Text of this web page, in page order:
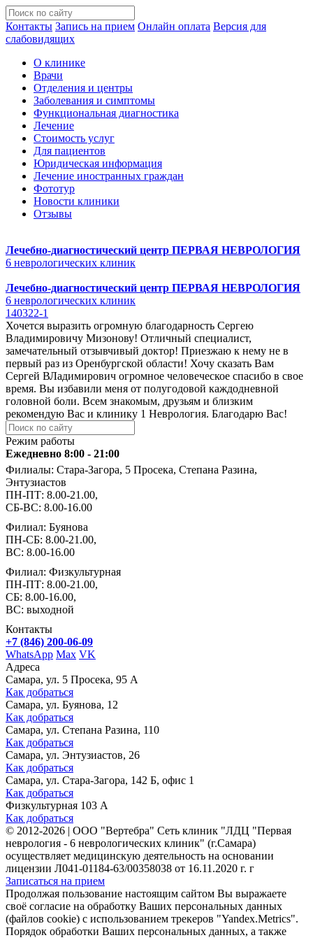
Контакты Запись на прием Онлайн оплата Версия для
слабовидящих
О клинике
Врачи
Отделения и центры
Заболевания и симптомы
Функциональная диагностика
Лечение
Стоимость услуг
Для пациентов
Юридическая информация
Лечение иностранных граждан
Фототур
Новости клиники
Отзывы
Лечебно-диагностический центр ПЕРВАЯ НЕВРОЛОГИЯ
6 неврологических клиник
Лечебно-диагностический центр ПЕРВАЯ НЕВРОЛОГИЯ
6 неврологических клиник
140322-1
Хочется выразить огромную благодарность Сергею
Владимировичу Мизонову! Отличный специалист,
замечательный отзывчивый доктор! Приезжаю к нему не в
первый раз из Оренбургской области! Хочу сказать Вам
Сергей ВЛадимирович огромное человеческое спасибо в свое
время. Вы избавили меня от полугодовой каждодневной
головной боли. Всем знакомым, друзьям и близким
рекомендую Вас и клинику 1 Неврология. Благодарю Вас!
Режим работы
Ежедневно 8:00 - 21:00
Филиалы: Стара-Загора, 5 Просека, Степана Разина,
Энтузиастов
ПН-ПТ: 8.00-21.00,
СБ-ВС: 8.00-16.00
Филиал: Буянова
ПН-СБ: 8.00-21.00,
ВС: 8.00-16.00
Филиал: Физкультурная
ПН-ПТ: 8.00-21.00,
СБ: 8.00-16.00,
ВС: выходной
Контакты
+7 (846) 200-06-09
WhatsApp Max VK
Адреса
Самара, ул. 5 Просека, 95 А
Как добраться
Самара, ул. Буянова, 12
Как добраться
Самара, ул. Степана Разина, 110
Как добраться
Самара, ул. Энтузиастов, 26
Как добраться
Самара, ул. Стара-Загора, 142 Б, офис 1
Как добраться
Физкультурная 103 А
Как добраться
© 2012-2026 | ООО "Вертебра" Сеть клиник "ЛДЦ "Первая
неврология - 6 неврологических клиник" (г.Самара)
осуществляет медицинскую деятельность на основании
лицензии Л041-01184-63/00358038 от 16.11.2020 г. г
Записаться на прием
Продолжая пользование настоящим сайтом Вы выражаете
своё согласие на обработку Ваших персональных данных
(файлов cookie) с использованием трекеров "Yandex.Metrics".
Порядок обработки Ваших персональных данных, а также